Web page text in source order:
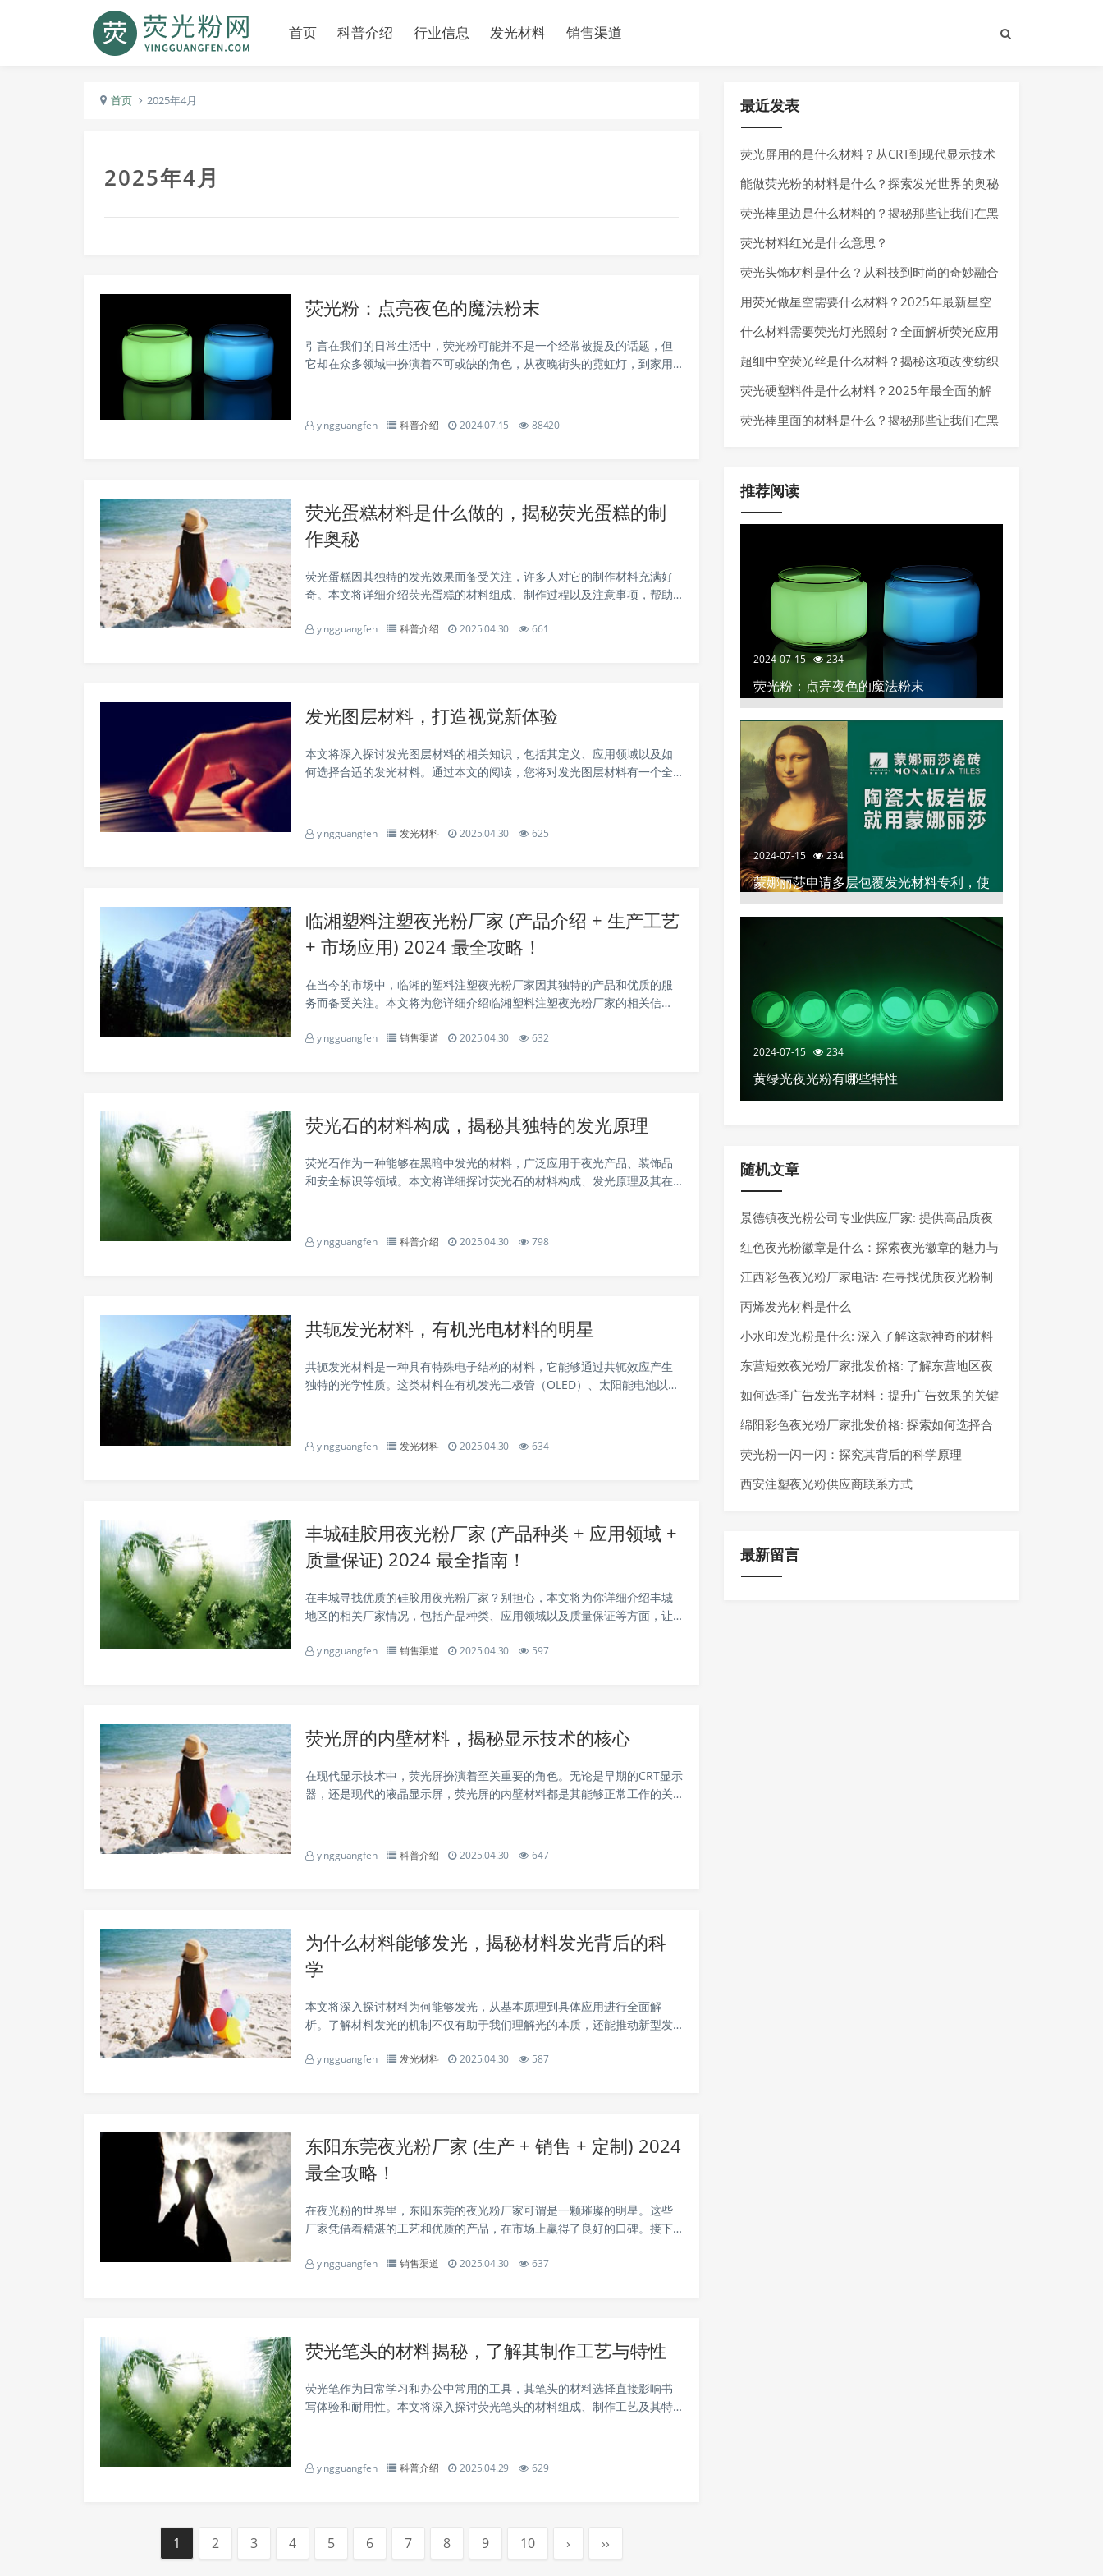
首页 科普介绍 行业信息 发光材料 销售渠道
首页 2025年4月
2025年4月
荧光粉：点亮夜色的魔法粉末
引言在我们的日常生活中，荧光粉可能并不是一个经常被提及的话题，但
它却在众多领域中扮演着不可或缺的角色，从夜晚街头的霓虹灯，到家用
yingguangfen 科普介绍 2024.07.15 88420
荧光蛋糕材料是什么做的，揭秘荧光蛋糕的制
作奥秘
荧光蛋糕因其独特的发光效果而备受关注，许多人对它的制作材料充满好
奇。本文将详细介绍荧光蛋糕的材料组成、制作过程以及注意事项，帮助
要包括蛋糕基底材料和荧光材料两部分。蛋...
yingguangfen 科普介绍 2025.04.30 661
发光图层材料，打造视觉新体验
本文将深入探讨发光图层材料的相关知识，包括其定义、应用领域以及如
何选择合适的发光材料。通过本文的阅读，您将对发光图层材料有一个全
yingguangfen 发光材料 2025.04.30 625
临湘塑料注塑夜光粉厂家 (产品介绍 + 生产工艺
+ 市场应用) 2024 最全攻略！
在当今的市场中，临湘的塑料注塑夜光粉厂家因其独特的产品和优质的服
务而备受关注。本文将为您详细介绍临湘塑料注塑夜光粉厂家的相关信
塑料注塑夜光粉厂家生产的夜光粉具有高亮度、长...
yingguangfen 销售渠道 2025.04.30 632
荧光石的材料构成，揭秘其独特的发光原理
荧光石作为一种能够在黑暗中发光的材料，广泛应用于夜光产品、装饰品
和安全标识等领域。本文将详细探讨荧光石的材料构成、发光原理及其在
yingguangfen 科普介绍 2025.04.30 798
共轭发光材料，有机光电材料的明星
共轭发光材料是一种具有特殊电子结构的材料，它能够通过共轭效应产生
独特的光学性质。这类材料在有机发光二极管（OLED）、太阳能电池以及
yingguangfen 发光材料 2025.04.30 634
丰城硅胶用夜光粉厂家 (产品种类 + 应用领域 +
质量保证) 2024 最全指南！
在丰城寻找优质的硅胶用夜光粉厂家？别担心，本文将为你详细介绍丰城
地区的相关厂家情况，包括产品种类、应用领域以及质量保证等方面，让
的硅胶用夜光粉厂家提供多种不同类型的夜光粉...
yingguangfen 销售渠道 2025.04.30 597
荧光屏的内壁材料，揭秘显示技术的核心
在现代显示技术中，荧光屏扮演着至关重要的角色。无论是早期的CRT显示
器，还是现代的液晶显示屏，荧光屏的内壁材料都是其能够正常工作的关
yingguangfen 科普介绍 2025.04.30 647
为什么材料能够发光，揭秘材料发光背后的科
学
本文将深入探讨材料为何能够发光，从基本原理到具体应用进行全面解
析。了解材料发光的机制不仅有助于我们理解光的本质，还能推动新型发
料发光的基本原理 材料发光是指某些物质...
yingguangfen 发光材料 2025.04.30 587
东阳东莞夜光粉厂家 (生产 + 销售 + 定制) 2024
最全攻略！
在夜光粉的世界里，东阳东莞的夜光粉厂家可谓是一颗璀璨的明星。这些
厂家凭借着精湛的工艺和优质的产品，在市场上赢得了良好的口碑。接下
厂家 东阳作为夜光粉生产的重要基地之一，拥有...
yingguangfen 销售渠道 2025.04.30 637
荧光笔头的材料揭秘，了解其制作工艺与特性
荧光笔作为日常学习和办公中常用的工具，其笔头的材料选择直接影响书
写体验和耐用性。本文将深入探讨荧光笔头的材料组成、制作工艺及其特
yingguangfen 科普介绍 2025.04.29 629
1 2 3 4 5 6 7 8 9 10 › ››
最近发表
荧光屏用的是什么材料？从CRT到现代显示技术
的材料演变
能做荧光粉的材料是什么？探索发光世界的奥秘
荧光棒里边是什么材料的？揭秘那些让我们在黑
暗中发光的神奇化学物质
荧光材料红光是什么意思？
荧光头饰材料是什么？从科技到时尚的奇妙融合
用荧光做星空需要什么材料？2025年最新星空
荧光材料全解析
什么材料需要荧光灯光照射？全面解析荧光应用
场景
超细中空荧光丝是什么材料？揭秘这项改变纺织
行业的高科技材料
荧光硬塑料件是什么材料？2025年最全面的解
析
荧光棒里面的材料是什么？揭秘那些让我们在黑
推荐阅读
2024-07-15 234
荧光粉：点亮夜色的魔法粉末
2024-07-15 234
蒙娜丽莎申请多层包覆发光材料专利，使
陶瓷砖具有釉面平整和高效发光装饰效果
2024-07-15 234
黄绿光夜光粉有哪些特性
随机文章
景德镇夜光粉公司专业供应厂家: 提供高品质夜
光粉，满足多样化需求
红色夜光粉徽章是什么：探索夜光徽章的魅力与
应用
江西彩色夜光粉厂家电话: 在寻找优质夜光粉制
造商的同时，确保获取正确的联系方式
丙烯发光材料是什么
小水印发光粉是什么: 深入了解这款神奇的材料
东营短效夜光粉厂家批发价格: 了解东营地区夜
光粉的市场动态
如何选择广告发光字材料：提升广告效果的关键
绵阳彩色夜光粉厂家批发价格: 探索如何选择合
适的夜光粉厂家及其价格因素
荧光粉一闪一闪：探究其背后的科学原理
西安注塑夜光粉供应商联系方式
最新留言